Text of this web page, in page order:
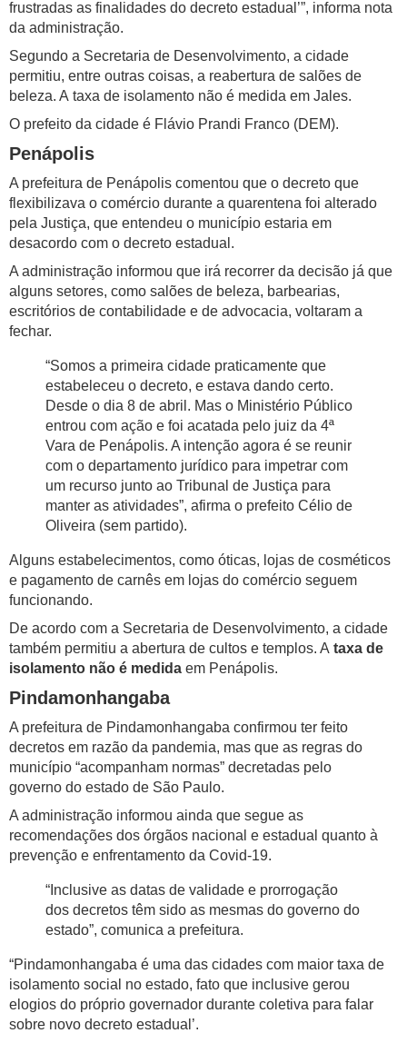
frustradas as finalidades do decreto estadual’”, informa nota
da administração.
Segundo a Secretaria de Desenvolvimento, a cidade
permitiu, entre outras coisas, a reabertura de salões de
beleza. A taxa de isolamento não é medida em Jales.
O prefeito da cidade é Flávio Prandi Franco (DEM).
Penápolis
A prefeitura de Penápolis comentou que o decreto que
flexibilizava o comércio durante a quarentena foi alterado
pela Justiça, que entendeu o município estaria em
desacordo com o decreto estadual.
A administração informou que irá recorrer da decisão já que
alguns setores, como salões de beleza, barbearias,
escritórios de contabilidade e de advocacia, voltaram a
fechar.
“Somos a primeira cidade praticamente que
estabeleceu o decreto, e estava dando certo.
Desde o dia 8 de abril. Mas o Ministério Público
entrou com ação e foi acatada pelo juiz da 4ª
Vara de Penápolis. A intenção agora é se reunir
com o departamento jurídico para impetrar com
um recurso junto ao Tribunal de Justiça para
manter as atividades”, afirma o prefeito Célio de
Oliveira (sem partido).
Alguns estabelecimentos, como óticas, lojas de cosméticos
e pagamento de carnês em lojas do comércio seguem
funcionando.
De acordo com a Secretaria de Desenvolvimento, a cidade
também permitiu a abertura de cultos e templos. A taxa de
isolamento não é medida em Penápolis.
Pindamonhangaba
A prefeitura de Pindamonhangaba confirmou ter feito
decretos em razão da pandemia, mas que as regras do
município “acompanham normas” decretadas pelo
governo do estado de São Paulo.
A administração informou ainda que segue as
recomendações dos órgãos nacional e estadual quanto à
prevenção e enfrentamento da Covid-19.
“Inclusive as datas de validade e prorrogação
dos decretos têm sido as mesmas do governo do
estado”, comunica a prefeitura.
“Pindamonhangaba é uma das cidades com maior taxa de
isolamento social no estado, fato que inclusive gerou
elogios do próprio governador durante coletiva para falar
sobre novo decreto estadual’.